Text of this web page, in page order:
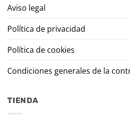
Aviso legal
Política de privacidad
Política de cookies
Condiciones generales de la
TIENDA